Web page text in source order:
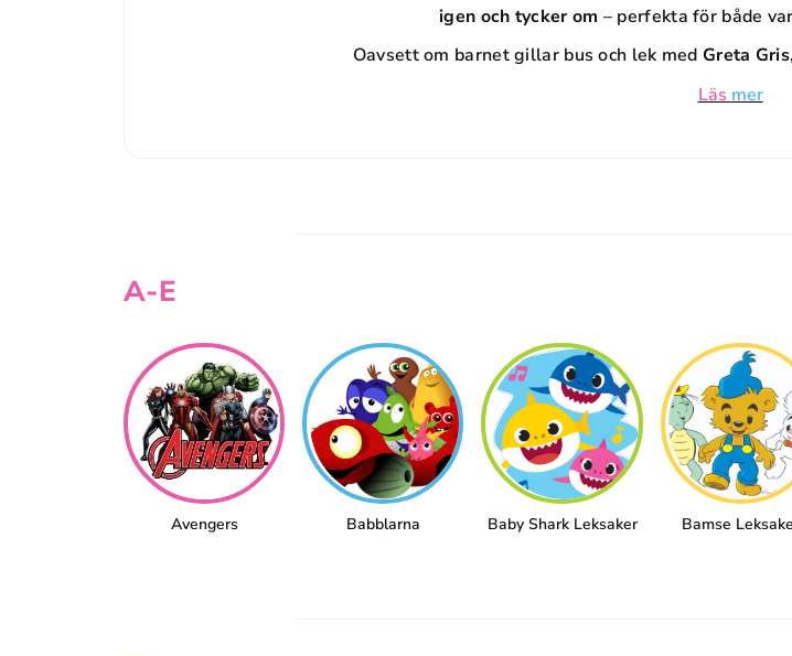
D
U
I
E
:
igen och tycker om – perfekta för både
Oavsett om barnet gillar bus och lek medGreta Gris
Läs mer
A-E
Avengers Babblarna Baby Shark Leksaker Bamse